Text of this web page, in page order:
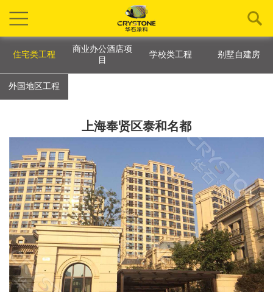
住宅类工程
商业办公酒店项
目
学校类工程 别墅自建房
外国地区工程
上海奉贤区泰和名都